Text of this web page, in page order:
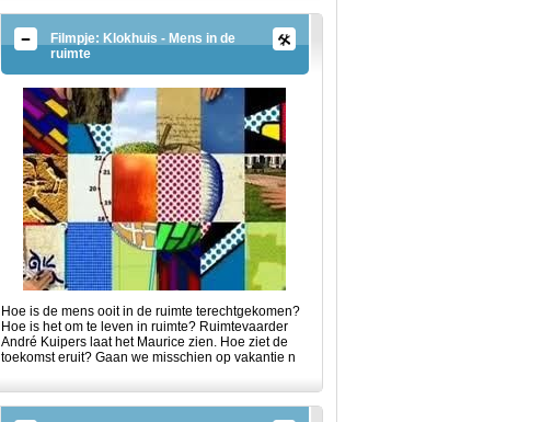
Filmpje: Klokhuis - Mens in de
ruimte
Hoe is de mens ooit in de ruimte terechtgekomen?
Hoe is het om te leven in ruimte? Ruimtevaarder
André Kuipers laat het Maurice zien. Hoe ziet de
toekomst eruit? Gaan we misschien op vakantie n